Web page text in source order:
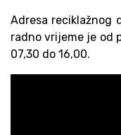
Adresa reciklažnog
radno vrijeme je od
07,30 do 16,00.